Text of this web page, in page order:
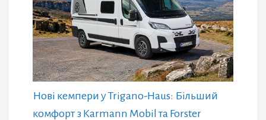
Нові кемпери у Trigano-Haus: Більший
комфорт з Karmann Mobil та Forster